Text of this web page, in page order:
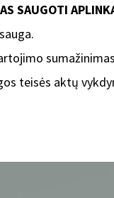
SAUGOTI
teisės aktų